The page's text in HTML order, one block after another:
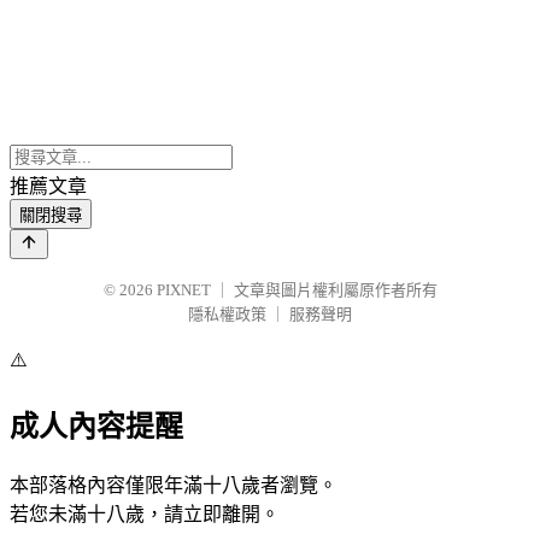
推薦文章
關閉搜尋
© 2026 PIXNET
文章與圖片權利屬原作者所有
隱私權政策
服務聲明
⚠️
成人內容提醒
本部落格內容僅限年滿十八歲者瀏覽。
若您未滿十八歲，請立即離開。